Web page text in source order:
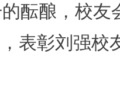
酝酿，校
表彰刘强